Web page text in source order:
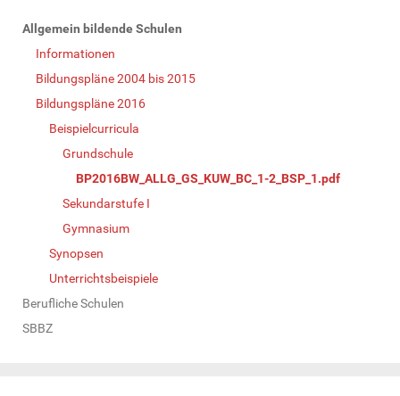
N
Allgemein bildende Schulen
Informationen
Bildungspläne 2004 bis 2015
Bildungspläne 2016
Beispielcurricula
Grundschule
BP2016BW_ALLG_GS_KUW_BC_1-2_BSP_1.pdf
Sekundarstufe I
Gymnasium
Synopsen
Unterrichtsbeispiele
Berufliche Schulen
SBBZ